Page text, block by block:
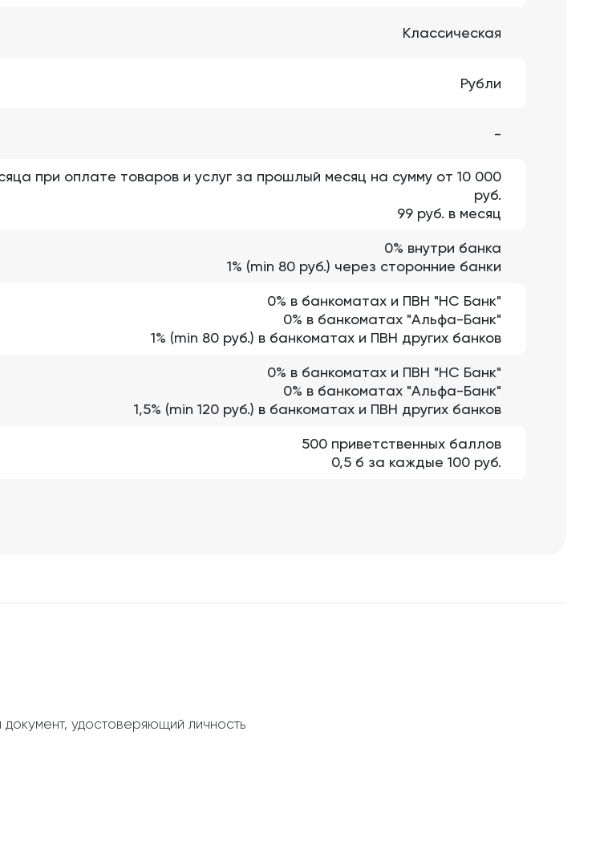
Классическая
Рубли
-
при оплате товаров и услуг за прошлый месяц на сумму от 10 000
руб.
99 руб. в месяц
0% внутри банка
1% (min 80 руб.) через сторонние банки
0% в банкоматах и ПВН "НС Банк"
0% в банкоматах "Альфа-Банк"
1% (min 80 руб.) в банкоматах и ПВН других банков
0% в банкоматах и ПВН "НС Банк"
0% в банкоматах "Альфа-Банк"
1,5% (min 120 руб.) в банкоматах и ПВН других банков
500 приветственных баллов
0,5 б за каждые 100 руб.
удостоверяющий личность